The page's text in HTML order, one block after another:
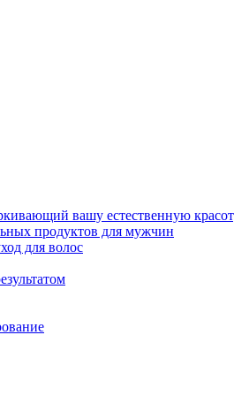
вашу естественную
продуктов для мужчин
для волос